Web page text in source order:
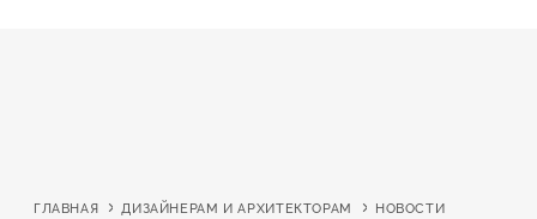
ГЛАВНАЯ ДИЗАЙНЕРАМ И АРХИТЕКТОРАМ НОВОСТИ